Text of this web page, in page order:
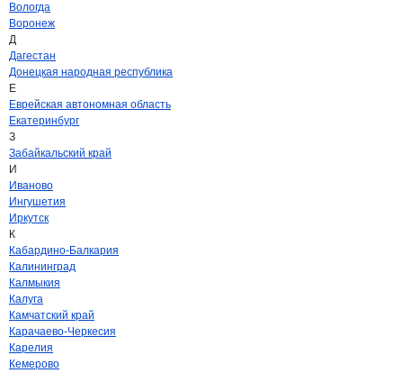
Вологда
Воронеж
Д
Дагестан
Донецкая народная республика
Е
Еврейская автономная область
Екатеринбург
З
Забайкальский край
И
Иваново
Ингушетия
Иркутск
К
Кабардино-Балкария
Калининград
Калмыкия
Калуга
Камчатский край
Карачаево-Черкесия
Карелия
Кемерово